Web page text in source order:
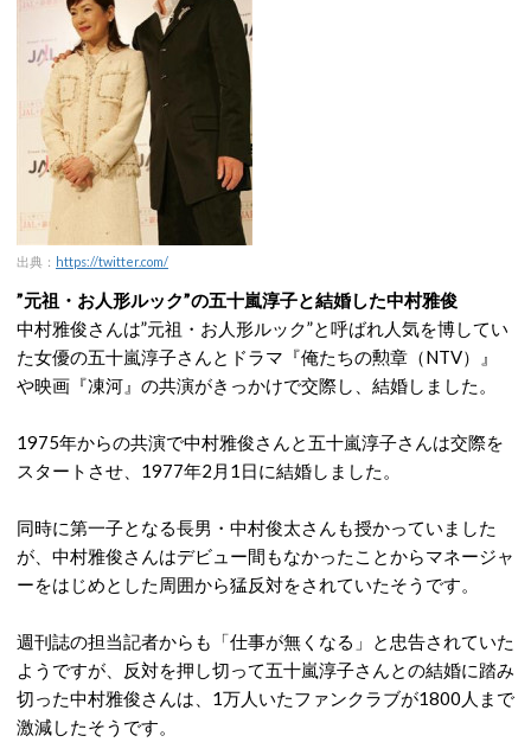
出典： https://twitter.com/
”元祖・お人形ルック”の五十嵐淳子と結婚した中村雅俊
中村雅俊さんは”元祖・お人形ルック”と呼ばれ人気を博してい
た女優の五十嵐淳子さんとドラマ『俺たちの勲章（NTV）』
や映画『凍河』の共演がきっかけで交際し、結婚しました。
1975年からの共演で中村雅俊さんと五十嵐淳子さんは交際を
スタートさせ、1977年2月1日に結婚しました。
同時に第一子となる長男・中村俊太さんも授かっていました
が、中村雅俊さんはデビュー間もなかったことからマネージャ
ーをはじめとした周囲から猛反対をされていたそうです。
週刊誌の担当記者からも「仕事が無くなる」と忠告されていた
ようですが、反対を押し切って五十嵐淳子さんとの結婚に踏み
切った中村雅俊さんは、1万人いたファンクラブが1800人まで
激減したそうです。